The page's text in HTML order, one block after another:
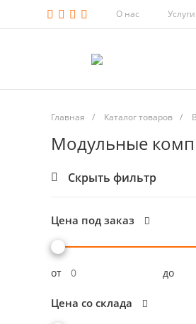
О нас Услуги
Главная / Каталог товаров /
Модульные
Скрыть фильтр
Цена под заказ
от до
Цена со склада